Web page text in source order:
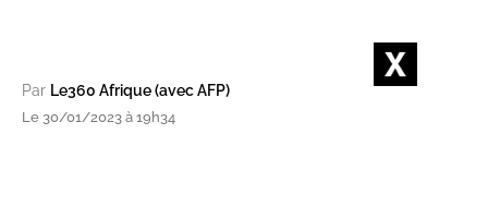
Par Le360 Afrique (avec AFP)
Le 30/01/2023 à 19h34